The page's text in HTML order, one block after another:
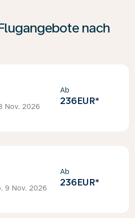
nach
Nov. 2026
Ab
236EUR*
9 Nov. 2026
Ab
236EUR*